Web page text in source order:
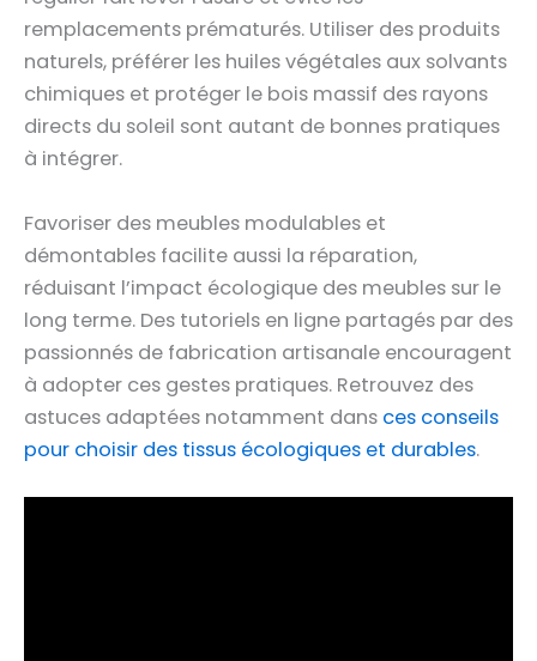
remplacements prématurés. Utiliser des produits
naturels, préférer les huiles végétales aux solvants
chimiques et protéger le bois massif des rayons
directs du soleil sont autant de bonnes pratiques
à intégrer.
Favoriser des meubles modulables et
démontables facilite aussi la réparation,
réduisant l’impact écologique des meubles sur le
long terme. Des tutoriels en ligne partagés par des
passionnés de fabrication artisanale encouragent
à adopter ces gestes pratiques. Retrouvez des
astuces adaptées notamment dans ces conseils
pour choisir des tissus écologiques et durables.